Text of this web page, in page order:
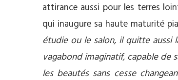
attirance aussi pour les terres
qui inaugure sa haute maturité
étudie ou le salon, il quitte aussi
vagabond imaginatif, capable de
les beautés sans cesse